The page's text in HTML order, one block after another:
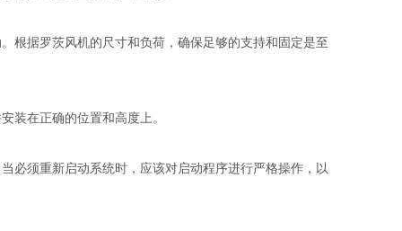
根据罗茨风机的尺寸和负荷，确保足够的支持和固定是至
装在正确的位置和高度上。
必须重新启动系统时，应该对启动程序进行严格操作，以